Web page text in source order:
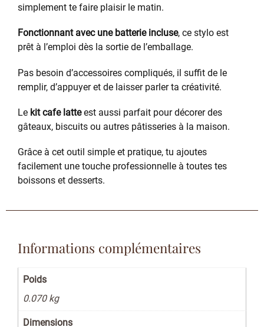
simplement te faire plaisir le matin.
Fonctionnant avec une batterie incluse, ce stylo est
prêt à l’emploi dès la sortie de l’emballage.
Pas besoin d’accessoires compliqués, il suffit de le
remplir, d’appuyer et de laisser parler ta créativité.
Le kit cafe latteest aussi parfait pour décorer des
gâteaux, biscuits ou autres pâtisseries à la maison.
Grâce à cet outil simple et pratique, tu ajoutes
facilement une touche professionnelle à toutes tes
boissons et desserts.
Informations complémentaires
Poids
0.070 kg
Dimensions